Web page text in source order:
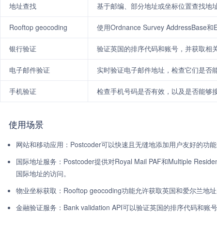
地址查找 基于邮编、部分地址或坐标位置查找地
Rooftop geocoding 使用Ordnance Survey AddressBase
银行验证 验证英国的排序代码和账号，并获取相
电子邮件验证 实时验证电子邮件地址，检查它们是否
手机验证 检查手机号码是否有效，以及是否能够
使用场景
网站和移动应用：Postcoder可以快速且无缝地添加用户友好的功
国际地址服务：Postcoder提供对Royal Mail PAF和Multiple
国际地址的访问。
物业坐标获取：Rooftop geocoding功能允许获取英国和爱尔兰地
金融验证服务：Bank validation API可以验证英国的排序代码和账